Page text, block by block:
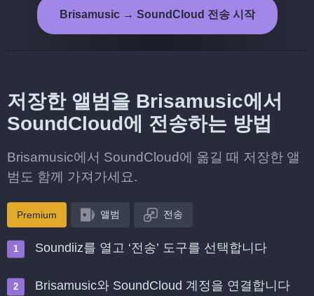
Brisamusic → SoundCloud 전송 시작
저장한 앨범을 Brisamusic에서
SoundCloud에 전송하는 방법
Brisamusic에서 SoundCloud에 옮길 때 저장한 앨
범도 함께 가져가세요.
Premium 앨범 전송
Soundiiz를 열고 ‘전송’ 도구를 선택합니다
Brisamusic와 SoundCloud 계정을 연결합니다